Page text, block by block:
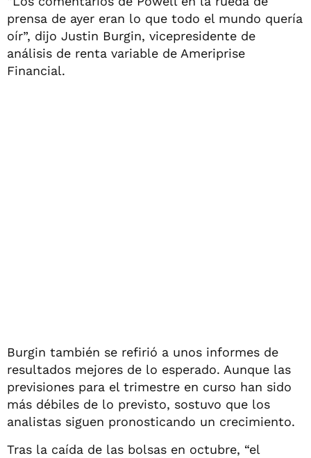
prensa de ayer eran lo que todo el mundo quería
oír”, dijo Justin Burgin, vicepresidente de
análisis de renta variable de Ameriprise
Financial.
Burgin también se refirió a unos informes de
resultados mejores de lo esperado. Aunque las
previsiones para el trimestre en curso han sido
más débiles de lo previsto, sostuvo que los
analistas siguen pronosticando un crecimiento.
Tras la caída de las bolsas en octubre, “el